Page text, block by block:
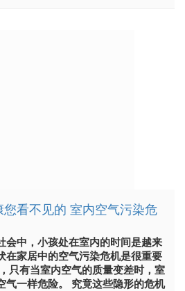
看不见的 室内空气污染危
会中，小孩处在室内的时间是越来
在家居中的空气污染危机是很重要
只有当室内空气的质量变差时，室
气一样危险。 究竟这些隐形的危机